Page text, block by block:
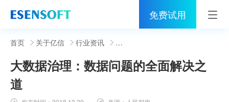
免费试用
首页
睿治
解决方案
首页 关于亿信 行业资讯
大数据治理：数据问题的全面解决之
道